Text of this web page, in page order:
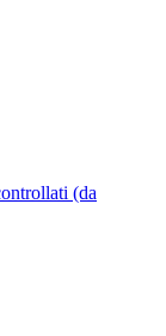
(da